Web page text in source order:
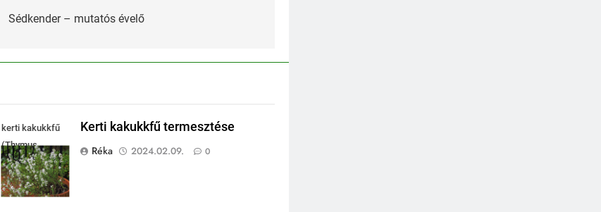
Sédkender – mutatós évelő
kerti kakukkfű
(Thymus
vulgaris)
Kerti kakukkfű termesztése
Réka
2024.02.09. 0